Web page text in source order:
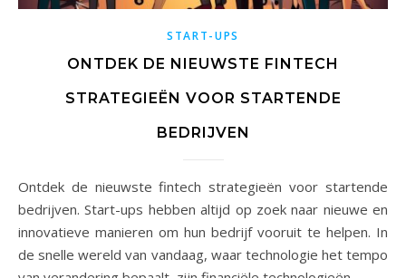
START-UPS
ONTDEK DE NIEUWSTE FINTECH
STRATEGIEËN VOOR STARTENDE
BEDRIJVEN
Ontdek de nieuwste fintech strategieën voor startende
bedrijven. Start-ups hebben altijd op zoek naar nieuwe en
innovatieve manieren om hun bedrijf vooruit te helpen. In
de snelle wereld van vandaag, waar technologie het tempo